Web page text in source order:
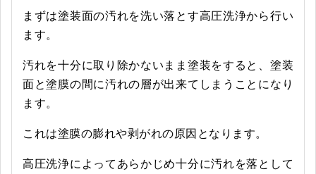
まずは塗装面の汚れを洗い落とす高圧洗浄から行い
ます。
汚れを十分に取り除かないまま塗装をすると、塗装
面と塗膜の間に汚れの層が出来てしまうことになり
ます。
これは塗膜の膨れや剥がれの原因となります。
高圧洗浄によってあらかじめ十分に汚れを落として